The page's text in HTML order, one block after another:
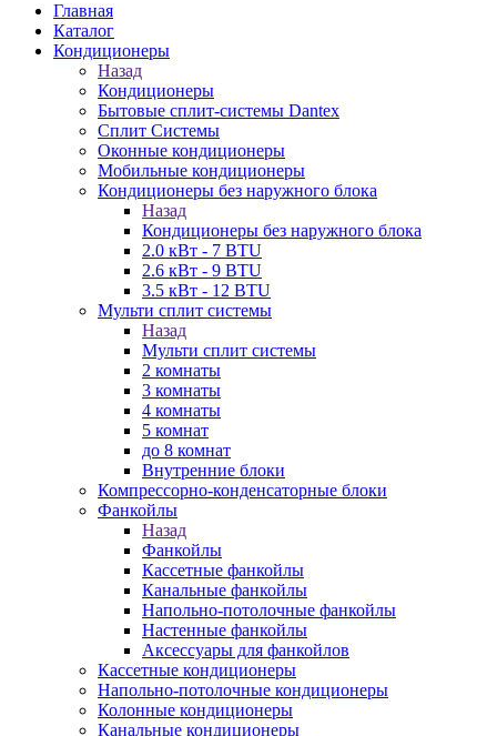
Главная
Каталог
Кондиционеры
Назад
Кондиционеры
Бытовые сплит-системы Dantex
Сплит Системы
Оконные кондиционеры
Мобильные кондиционеры
Кондиционеры без наружного блока
Назад
Кондиционеры без наружного блока
2.0 кВт - 7 BTU
2.6 кВт - 9 BTU
3.5 кВт - 12 BTU
Мульти сплит системы
Назад
Мульти сплит системы
2 комнаты
3 комнаты
4 комнаты
5 комнат
до 8 комнат
Внутренние блоки
Компрессорно-конденсаторные блоки
Фанкойлы
Назад
Фанкойлы
Кассетные фанкойлы
Канальные фанкойлы
Напольно-потолочные фанкойлы
Настенные фанкойлы
Аксессуары для фанкойлов
Кассетные кондиционеры
Напольно-потолочные кондиционеры
Колонные кондиционеры
Канальные кондиционеры